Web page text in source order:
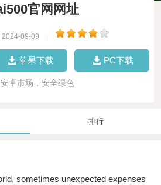
官网网址
2024-09-09
苹果下载 PC下载
安卓市场，安全绿色
排行
sometimes unexpected expenses